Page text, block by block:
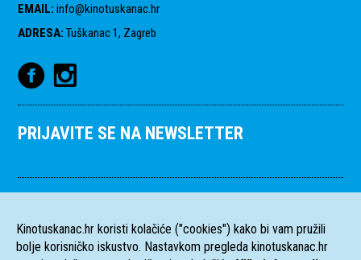
EMAIL: info@kinotuskanac.hr
ADRESA: Tuškanac 1, Zagreb
PRIJAVITE SE NA NEWSLETTER
Kinotuskanac.hr koristi kolačiće ("cookies") kako bi vam pružili
bolje korisničko iskustvo. Nastavkom pregleda kinotuskanac.hr